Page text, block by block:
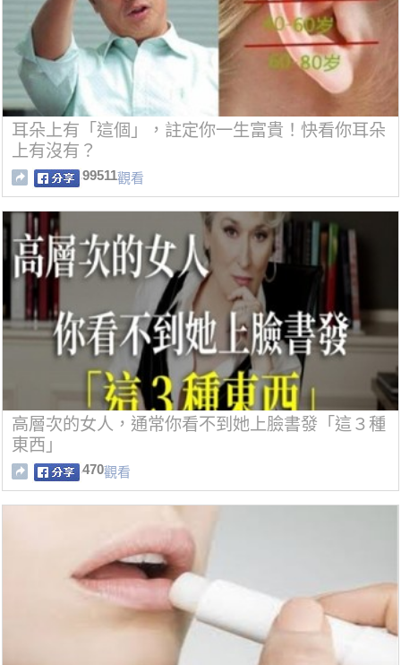
耳朵上有「這個」，註定你一生富貴！快看你耳朵
上有沒有？
99511觀看
高層次的女人，通常你看不到她上臉書發「這３種
東西」
470觀看